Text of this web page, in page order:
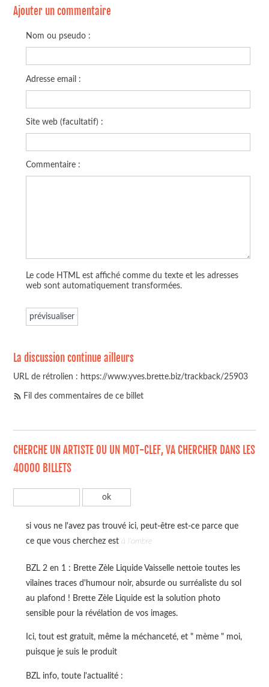
Ajouter un commentaire
Nom ou pseudo :
Adresse email :
Site web (facultatif) :
Commentaire :
Le code HTML est affiché comme du texte et les adresses
web sont automatiquement transformées.
La discussion continue ailleurs
URL de rétrolien : https://www.yves.brette.biz/trackback/25903
Fil des commentaires de ce billet
CHERCHE UN ARTISTE OU UN MOT-CLEF, VA CHERCHER DANS LES
40000 BILLETS
si vous ne l'avez pas trouvé ici, peut-être est-ce parce que
ce que vous cherchez est à l'ombre
BZL 2 en 1 : Brette Zèle Liquide Vaisselle nettoie toutes les
vilaines traces d'humour noir, absurde ou surréaliste du sol
au plafond ! Brette Zèle Liquide est la solution photo
sensible pour la révélation de vos images.
Ici, tout est gratuit, même la méchanceté, et " mème " moi,
puisque je suis le produit
BZL info, toute l'actualité :